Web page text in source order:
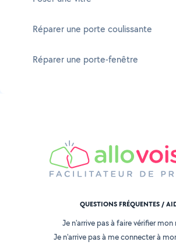
Réparer une porte coulissante
Réparer une porte-fenêtre
QUESTIONS FRÉQUENTES /
Je n'arrive pas à faire vérifier
Je n'arrive pas à me connecter à